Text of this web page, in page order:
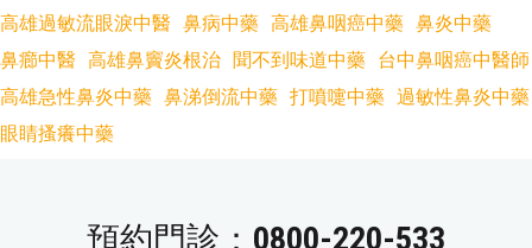
高雄過敏流眼淚中醫 鼻病中藥 高雄鼻咽癌中藥 鼻炎中藥
鼻癤中醫 高雄鼻竇炎根治 聞不到味道中藥 台中鼻咽癌中醫師
高雄急性鼻炎中藥 鼻涕倒流中藥 打噴嚏中藥 過敏性鼻炎中藥
眼睛搔癢中藥
預約門診： 0800-220-533